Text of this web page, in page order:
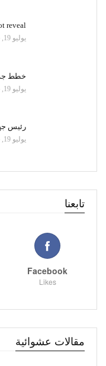
reveal…
يوليو 19, 2026
خطط
يوليو 19, 2026
رئيس
يوليو 19, 2026
تابعنا
Facebook
Likes
مقالات عشوائية